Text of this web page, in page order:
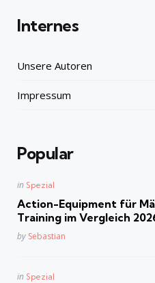
Internes
Unsere Autoren
Impressum
Popular
Posted
in Spezial
Action-Equipment für
Training im Vergleich
Posted
by Sebastian
Posted
in Spezial